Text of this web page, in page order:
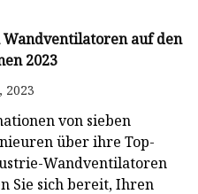
auf den
2023
2023
von sieben
über ihre Top-
Wandventilatoren
Sie sich bereit, Ihren